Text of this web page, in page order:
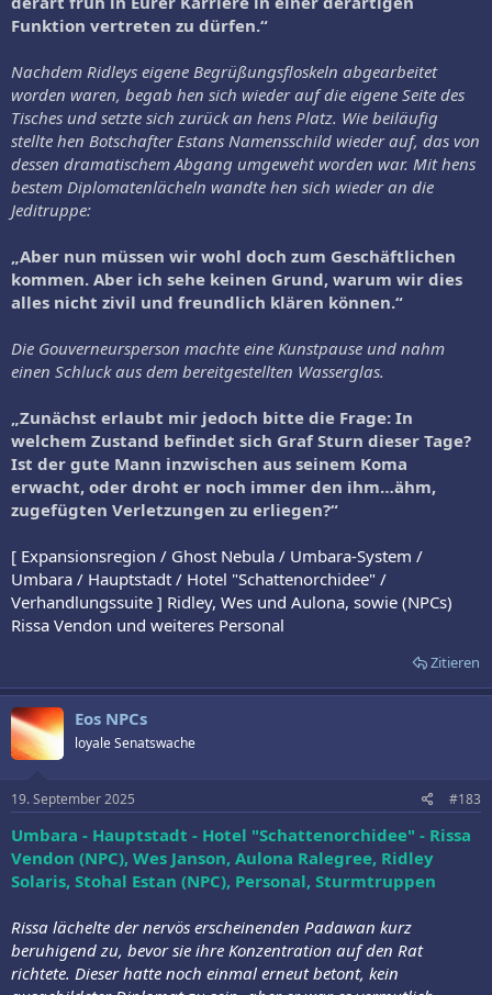
Funktion vertreten zu dürfen.“
Nachdem Ridleys eigene Begrüßungsfloskeln abgearbeitet
worden waren, begab hen sich wieder auf die eigene Seite des
Tisches und setzte sich zurück an hens Platz. Wie beiläufig
stellte hen Botschafter Estans Namensschild wieder auf, das von
dessen dramatischem Abgang umgeweht worden war. Mit hens
bestem Diplomatenlächeln wandte hen sich wieder an die
Jeditruppe:
„Aber nun müssen wir wohl doch zum Geschäftlichen
kommen. Aber ich sehe keinen Grund, warum wir dies
alles nicht zivil und freundlich klären können.“
Die Gouverneursperson machte eine Kunstpause und nahm
einen Schluck aus dem bereitgestellten Wasserglas.
„Zunächst erlaubt mir jedoch bitte die Frage: In
welchem Zustand befindet sich Graf Sturn dieser Tage?
Ist der gute Mann inzwischen aus seinem Koma
erwacht, oder droht er noch immer den ihm…ähm,
zugefügten Verletzungen zu erliegen?“
[ Expansionsregion / Ghost Nebula / Umbara-System /
Umbara / Hauptstadt / Hotel "Schattenorchidee" /
Verhandlungssuite ] Ridley, Wes und Aulona, sowie (NPCs)
Rissa Vendon und weiteres Personal
Zitieren
Eos NPCs
loyale Senatswache
19. September 2025 #183
Umbara - Hauptstadt - Hotel "Schattenorchidee" - Rissa
Vendon (NPC), Wes Janson, Aulona Ralegree, Ridley
Solaris, Stohal Estan (NPC), Personal, Sturmtruppen
Rissa lächelte der nervös erscheinenden Padawan kurz
beruhigend zu, bevor sie ihre Konzentration auf den Rat
richtete. Dieser hatte noch einmal erneut betont, kein